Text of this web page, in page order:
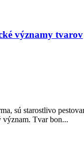
významy tvarov
sú starostlivo
význam. Tvar bon...